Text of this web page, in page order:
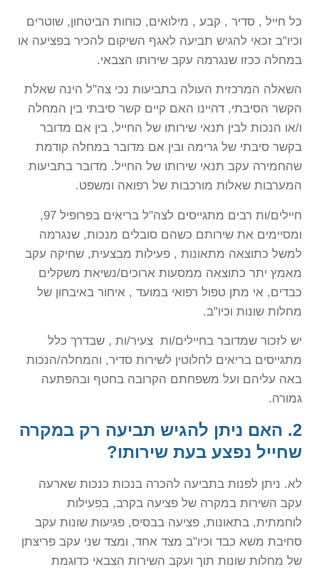
כל חייל , סדיר , קבע , מילואים, כוחות הביטחון, שוטרים
וכיו"ב זכאי להגיש תביעה לאגף השיקום להכיר בפציעה או
במחלה ככזו שנגרמה עקב שירותו הצבאי.
השאלה המרכזית העולה בתביעות נכי צה"ל הינה שאלת
הקשר הסיבתי, דהיינו האם קיים קשר סיבתי בין המחלה
ו/או הנכות לבין תנאי שירותו של החייל, בין אם מדובר
בקשר סיבתי של גרימה ובין אם מדובר במחלה קודמת
שהחמירה עקב תנאי שירותו של החייל. מדובר בתביעות
המערבות שאלות מורכבות של רפואה ומשפט.
חיילים/ות רבים מתגייסים לצה"ל בריאים בפרופיל 97,
ומסיימים את שירותם כשהם סובלים מנכות, שנגרמה
למשל כתוצאה מתאונות , פעילות מבצעית, שחיקה עקב
מאמץ יתר כתוצאה ממסעות ארוכים/נשיאת משקלים
כבדים, אי מתן טפול רפואי במועד , איחור באיבחון של
מחלות שונות וכיו"ב.
יש לזכור שמדובר בחיילים/ות צעיר/ות , שבדרך כלל
מתגייסים בריאים לחלוטין לשירות סדיר, והמחלה/הנכות
באה עליהם ועל משפחתם הקרובה בחטף ובהפתעה
גמורה.
2. האם ניתן להגיש תביעה רק במקרה
שחייל נפצע בעת שירותו?
לא. ניתן לפנות בתביעה להכרה בנכות כנכות שארעה
עקב השירות במקרה של פציעה בקרב, בפעילות
לוחמתית, בתאונות, פציעה בבסיס, פגיעות שונות עקב
סחיבת משא כבד וכיו"ב מצד אחד, ומצד שני עקב פריצתן
של מחלות שונות תוך ועקב השירות הצבאי כדוגמת